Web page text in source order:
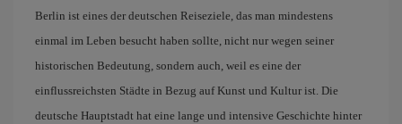
Berlin ist eines der deutschen Reiseziele, das man mindestens
einmal im Leben besucht haben sollte, nicht nur wegen seiner
historischen Bedeutung, sondern auch, weil es eine der
einflussreichsten Städte in Bezug auf Kunst und Kultur ist. Die
deutsche Hauptstadt hat eine lange und intensive Geschichte hinter